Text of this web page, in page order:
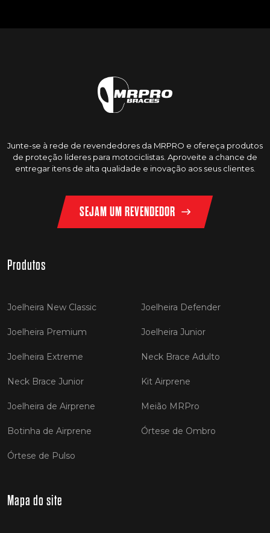
Junte-se à rede de revendedores da MRPRO e ofereça produtos
de proteção líderes para motociclistas. Aproveite a chance de
entregar itens de alta qualidade e inovação aos seus clientes.
SEJAM UM REVENDEDOR
Produtos
Joelheira New Classic Joelheira Defender
Joelheira Premium Joelheira Junior
Joelheira Extreme Neck Brace Adulto
Neck Brace Junior Kit Airprene
Joelheira de Airprene Meião MRPro
Botinha de Airprene Órtese de Ombro
Órtese de Pulso
Mapa do site